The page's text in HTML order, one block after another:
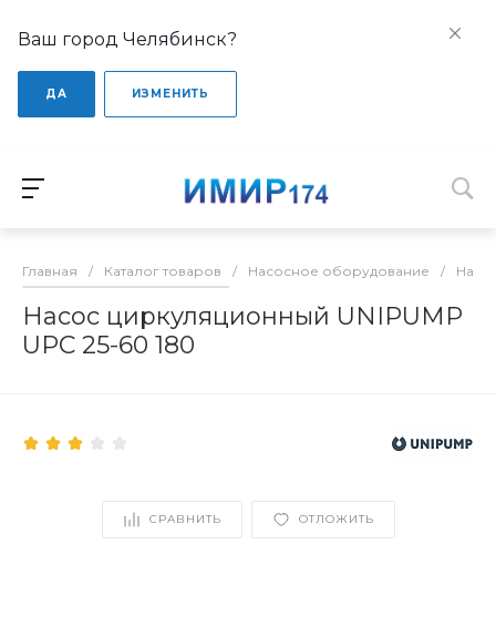
Ваш город Челябинск?
ДА ИЗМЕНИТЬ
Главная / Каталог товаров / Насосное оборудование /
Насос циркуляционный UNIPUMP
UPС 25-60 180
СРАВНИТЬ ОТЛОЖИТЬ